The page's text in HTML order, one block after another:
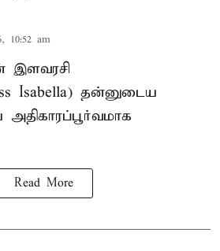
10:52 am
இளவரசி
Isabella) தன்னுடைய
Read More